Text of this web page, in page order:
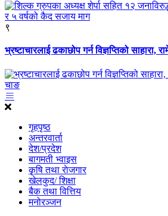
९
भ्रष्टाचारलाई ढकाछोप गर्न विज्ञप्तिको साहारा,
गृहपृष्ठ
अन्तरवार्ता
देश/प्रदेश
बागमती भ्वाइस
कृृषि तथा राेजगार
खेलकुद/ शिक्षा
बैक तथा वित्तिय
मनोरञ्जन